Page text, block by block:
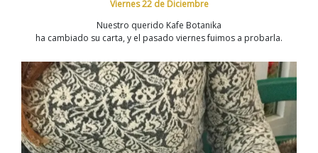
Viernes 22 de Diciembre
Nuestro querido Kafe Botanika
ha cambiado su carta, y el pasado viernes fuimos a probarla.